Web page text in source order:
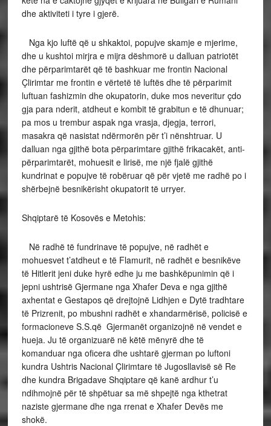
dhe aktiviteti i tyre i gjerë.
Nga kjo luftë që u shkaktoi, popujve skamje e mjerime,
dhe u kushtoi mirjra e mijra dëshmorë u dalluan patriotët
dhe përparimtarët që të bashkuar me frontin Nacional
Çlirimtar me frontin e vërtetë të luftës dhe të përparimit
luftuan fashizmin dhe okupatorin, duke mos neveritur çdo
gja para nderit, atdheut e kombit të grabitun e të dhunuar;
pa mos u trembur aspak nga vrasja, djegja, terrori,
masakra që nasistat ndërmorën për t’i nënshtruar. U
dalluan nga gjithë bota përparimtare gjithë frikacakët, anti-
përparimtarët, mohuesit e lirisë, me një fjalë gjithë
kundrinat e popujve të robëruar që për vjetë me radhë po i
shërbejnë besnikërisht okupatorit të urryer.
Shqiptarë të Kosovës e Metohis:
Në radhë të fundrinave të popujve, në radhët e
mohuesvet t’atdheut e të Flamurit, në radhët e besnikëve
të Hitlerit jeni duke hyrë edhe ju me bashkëpunimin që i
jepni ushtrisë Gjermane nga Xhafer Deva e nga gjithë
axhentat e Gestapos që drejtojnë Lidhjen e Dytë tradhtare
të Prizrenit, po mbushni radhët e xhandarmërisë, policisë e
formacioneve S.S.që Gjermanët organizojnë në vendet e
hueja. Ju të organizuarë në këtë mënyrë dhe të
komanduar nga oficera dhe ushtarë gjerman po luftoni
kundra Ushtris Nacional Çlirimtare të Jugosllavisë së Re
dhe kundra Brigadave Shqiptare që kanë ardhur t’u
ndihmojnë për të shpëtuar sa më shpejtë nga kthetrat
naziste gjermane dhe nga rrenat e Xhafer Devës me
shokë.